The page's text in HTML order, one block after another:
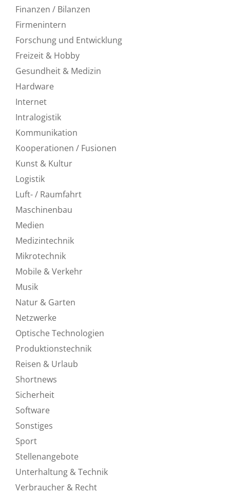
Finanzen / Bilanzen
Firmenintern
Forschung und Entwicklung
Freizeit & Hobby
Gesundheit & Medizin
Hardware
Internet
Intralogistik
Kommunikation
Kooperationen / Fusionen
Kunst & Kultur
Logistik
Luft- / Raumfahrt
Maschinenbau
Medien
Medizintechnik
Mikrotechnik
Mobile & Verkehr
Musik
Natur & Garten
Netzwerke
Optische Technologien
Produktionstechnik
Reisen & Urlaub
Shortnews
Sicherheit
Software
Sonstiges
Sport
Stellenangebote
Unterhaltung & Technik
Verbraucher & Recht